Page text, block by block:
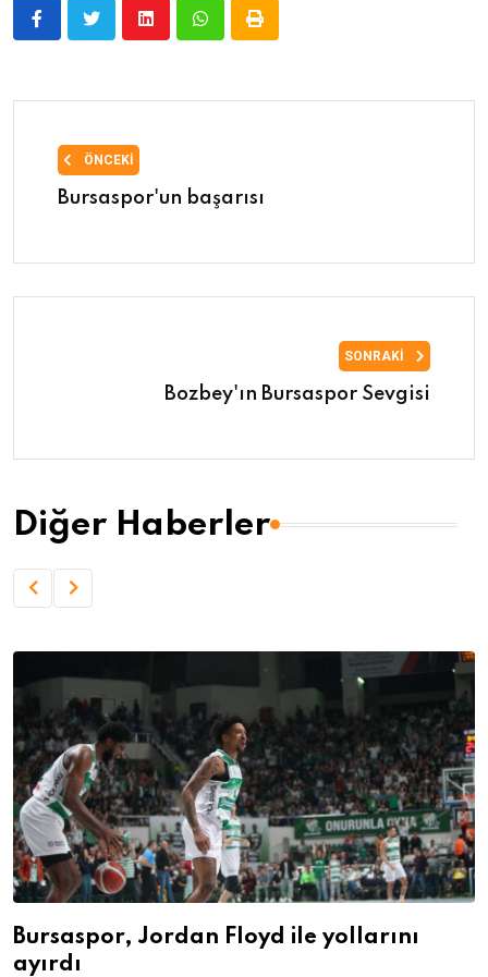
ÖNCEKI
Bursaspor'un başarısı
SONRAKI
Bozbey'ın Bursaspor Sevgisi
Diğer Haberler
Bursaspor, Jordan Floyd ile yollarını
ayırdı